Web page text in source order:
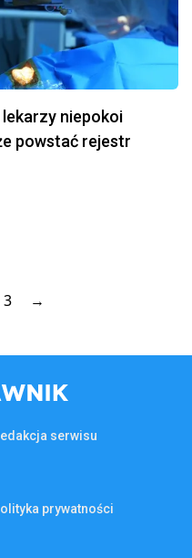
niepokoi
powstać rejestr
3 →
serwisu
prywatności